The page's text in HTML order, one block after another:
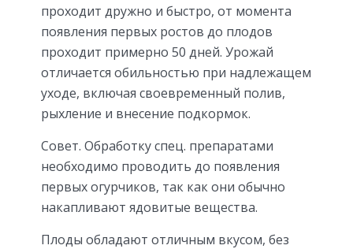
проходит дружно и быстро, от момента
появления первых ростов до плодов
проходит примерно 50 дней. Урожай
отличается обильностью при надлежащем
уходе, включая своевременный полив,
рыхление и внесение подкормок.
Совет. Обработку спец. препаратами
необходимо проводить до появления
первых огурчиков, так как они обычно
накапливают ядовитые вещества.
Плоды обладают отличным вкусом, без